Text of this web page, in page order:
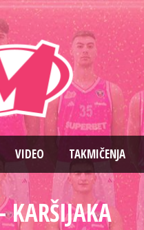
VIDEO TAKMIČENJA
KARŠIJAKA